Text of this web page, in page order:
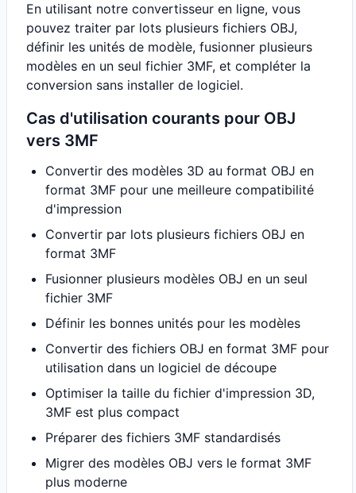
En utilisant notre convertisseur en ligne, vous
pouvez traiter par lots plusieurs fichiers OBJ,
définir les unités de modèle, fusionner plusieurs
modèles en un seul fichier 3MF, et compléter la
conversion sans installer de logiciel.
Cas d'utilisation courants pour OBJ
vers 3MF
Convertir des modèles 3D au format OBJ en
format 3MF pour une meilleure compatibilité
d'impression
Convertir par lots plusieurs fichiers OBJ en
format 3MF
Fusionner plusieurs modèles OBJ en un seul
fichier 3MF
Définir les bonnes unités pour les modèles
Convertir des fichiers OBJ en format 3MF pour
utilisation dans un logiciel de découpe
Optimiser la taille du fichier d'impression 3D,
3MF est plus compact
Préparer des fichiers 3MF standardisés
Migrer des modèles OBJ vers le format 3MF
plus moderne